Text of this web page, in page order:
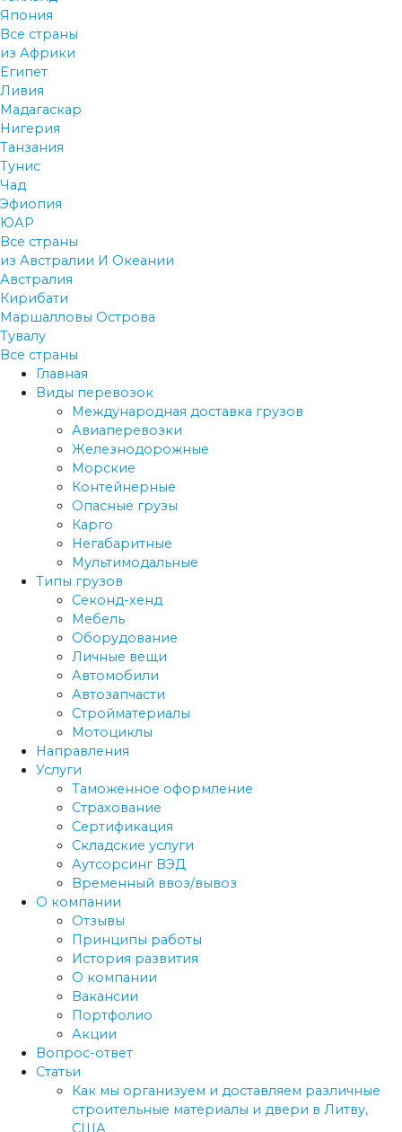
Япония
Все страны
из Африки
Египет
Ливия
Мадагаскар
Нигерия
Танзания
Тунис
Чад
Эфиопия
ЮАР
Все страны
из Австралии И Океании
Австралия
Кирибати
Маршалловы Острова
Тувалу
Все страны
Главная
Виды перевозок
Международная доставка грузов
Авиаперевозки
Железнодорожные
Морские
Контейнерные
Опасные грузы
Карго
Негабаритные
Мультимодальные
Типы грузов
Секонд-хенд
Мебель
Оборудование
Личные вещи
Автомобили
Автозапчасти
Стройматериалы
Мотоциклы
Направления
Услуги
Таможенное оформление
Страхование
Сертификация
Складские услуги
Аутсорсинг ВЭД
Временный ввоз/вывоз
О компании
Отзывы
Принципы работы
История развития
О компании
Вакансии
Портфолио
Акции
Вопрос-ответ
Статьи
Как мы организуем и доставляем различные
строительные материалы и двери в Литву,
США